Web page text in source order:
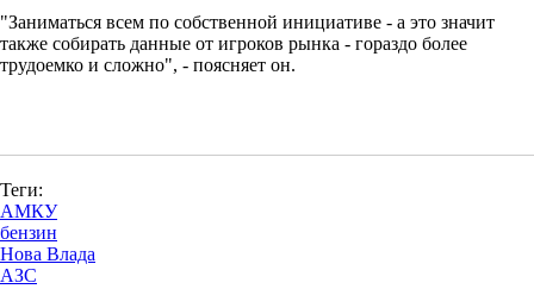
"Заниматься всем по собственной инициативе - а это значит
также собирать данные от игроков рынка - гораздо более
трудоемко и сложно", - поясняет он.
Теги:
АМКУ
бензин
Нова Влада
АЗС